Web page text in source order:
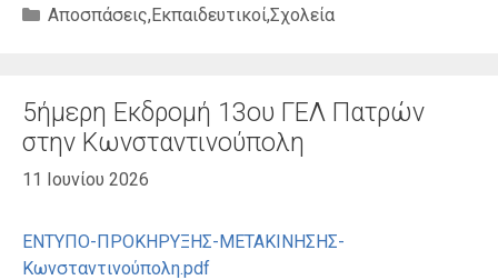
Κατηγορίες
Αποσπάσεις,Εκπαιδευτικοί,Σχολεία
5ήμερη Εκδρομή 13ου ΓΕΛ Πατρών
στην Κωνσταντινούπολη
11 Ιουνίου 2026
ΕΝΤΥΠΟ-ΠΡΟΚΗΡΥΞΗΣ-ΜΕΤΑΚΙΝΗΣΗΣ-
Κωνσταντινούπολη.pdf